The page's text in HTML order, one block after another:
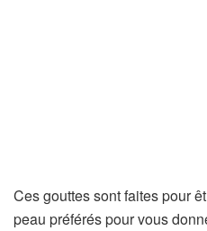
Ces gouttes sont faites pour
peau préférés pour vous